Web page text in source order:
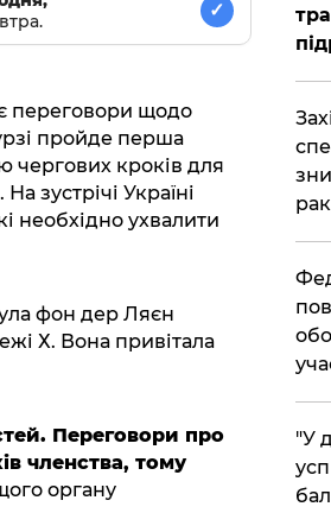
✓
переговори щодо
пройде перша
чергових кроків для
зустрічі Україні
необхідно ухвалити
фон дер Ляєн
Х. Вона привітала
Переговори про
членства, тому
органу
​"У